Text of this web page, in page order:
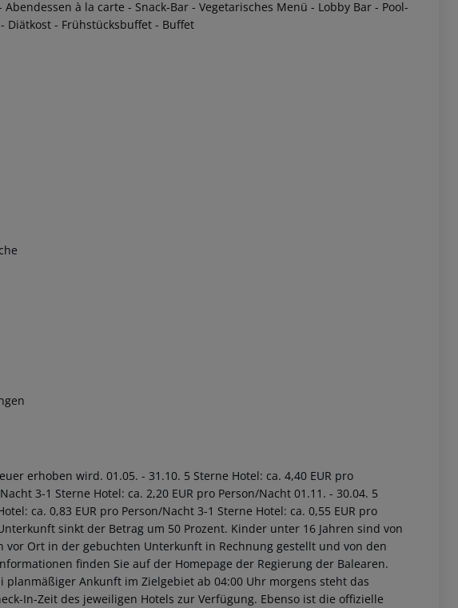
à la carte - Snack-Bar - Vegetarisches Menü - Lobby Bar - Pool-
Diätkost - Frühstücksbuffet - Buffet
erhoben wird. 01.05. - 31.10. 5 Sterne Hotel: ca. 4,40 EUR pro
3-1 Sterne Hotel: ca. 2,20 EUR pro Person/Nacht 01.11. - 30.04. 5
ca. 0,83 EUR pro Person/Nacht 3-1 Sterne Hotel: ca. 0,55 EUR pro
sinkt der Betrag um 50 Prozent. Kinder unter 16 Jahren sind von
vor Ort in der gebuchten Unterkunft in Rechnung gestellt und von den
finden Sie auf der Homepage der Regierung der Balearen.
Ankunft im Zielgebiet ab 04:00 Uhr morgens steht das
In-Zeit des jeweiligen Hotels zur Verfügung. Ebenso ist die offizielle